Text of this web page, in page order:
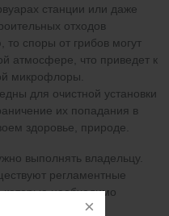
станции или даже
отходов
то споры от грибов могут
атмосфере, что приведет к
микрофлоры.
для очистной установки
их попадания в
здоровье, природе.
выполнять владельцу.
регламентные
необходимо
Данные